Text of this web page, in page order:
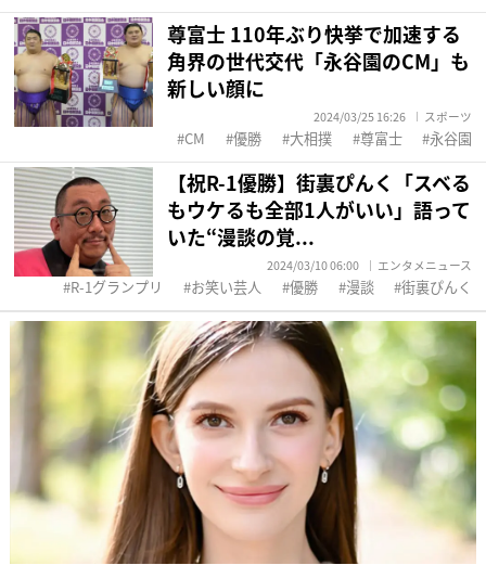
尊富士 110年ぶり快挙で加速する
角界の世代交代「永谷園のCM」も
新しい顔に
2024/03/25 16:26 スポーツ
CM 優勝 大相撲 尊富士 永谷園
【祝R-1優勝】街裏ぴんく「スベる
もウケるも全部1人がいい」語って
いた“漫談の覚...
2024/03/10 06:00 エンタメニュース
R-1グランプリ お笑い芸人 優勝 漫談 街裏ぴんく